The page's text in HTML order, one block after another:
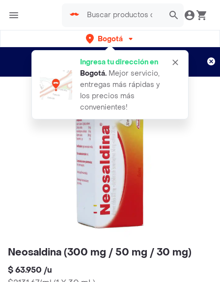
Bogotá
Ingresa tu dirección en
Bogotá. Mejor servicio,
entregas más rápidas y
los precios más
convenientes!
envíos gratis por semanas
Aplican TyC
Neosaldina (300 mg / 50 mg / 30 mg)
$ 63.950 /u